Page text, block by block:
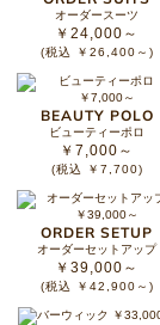
オーダースーツ
￥24,000～
(税込 ￥26,400～)
BEAUTY POLO
ビューティーポロ
￥7,000～
(税込 ￥7,700)
ORDER SETUP
オーダーセットアップ
￥39,000～
(税込 ￥42,900～)